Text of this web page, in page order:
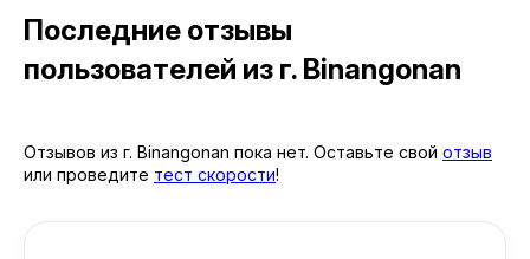
Последние отзывы
пользователей из г. Binangonan
Отзывов из г. Binangonan пока нет. Оставьте свой отзыв
или проведите тест скорости!